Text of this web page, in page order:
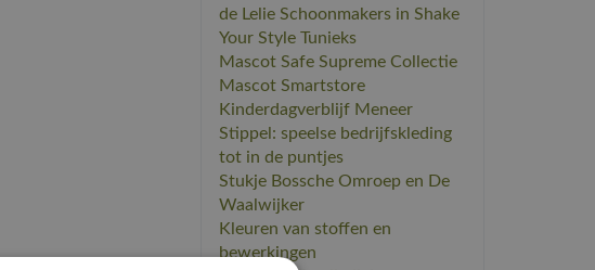
de Lelie Schoonmakers in Shake
Your Style Tunieks
Mascot Safe Supreme Collectie
Mascot Smartstore
Kinderdagverblijf Meneer
Stippel: speelse bedrijfskleding
tot in de puntjes
Stukje Bossche Omroep en De
Waalwijker
Kleuren van stoffen en
bewerkingen